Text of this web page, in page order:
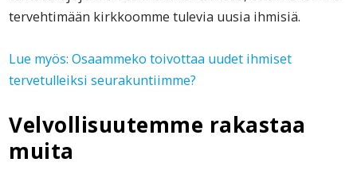
tervehtimään kirkkoomme tulevia uusia ihmisiä.
Lue myös: Osaammeko toivottaa uudet ihmiset
tervetulleiksi seurakuntiimme?
Velvollisuutemme rakastaa
muita